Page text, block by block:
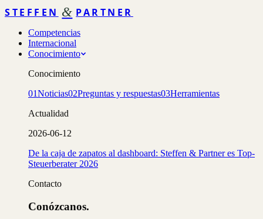
STEFFEN & PARTNER
Competencias
Internacional
Conocimiento
Conocimiento
01Noticias02Preguntas y respuestas03Herramientas
Actualidad
2026-06-12
De la caja de zapatos al dashboard: Steffen & Partner es Top-
Steuerberater 2026
Contacto
Conózcanos.